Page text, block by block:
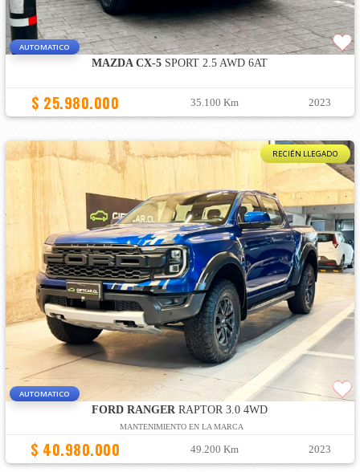
AUTOMATICO
MAZDA CX-5 SPORT 2.5 AWD 6AT
$ 25.980.000 35.100 Km 2023
RECIÉN LLEGADO
AUTOMATICO
FORD RANGERRAPTOR 3.0 4WD
MANTENIMIENTO EN LA MARCA
$ 40.980.000 49.200 Km 2023